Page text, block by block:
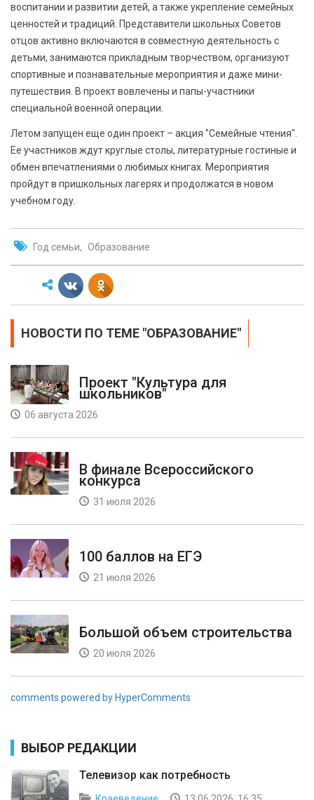
воспитании и развитии детей, а также укрепление семейных
ценностей и традиций. Представители школьных Советов
отцов активно включаются в совместную деятельность с
детьми, занимаются прикладным творчеством, организуют
спортивные и познавательные мероприятия и даже мини-
путешествия. В проект вовлечены и папы-участники
специальной военной операции.
Летом запущен еще один проект – акция "Семейные чтения".
Ее участников ждут круглые столы, литературные гостиные и
обмен впечатлениями о любимых книгах. Мероприятия
пройдут в пришкольных лагерях и продолжатся в новом
учебном году.
Год семьи Образование
НОВОСТИ ПО ТЕМЕ "ОБРАЗОВАНИЕ"
Проект "Культура для
школьников"
06 августа 2026
В финале Всероссийского
конкурса
31 июля 2026
100 баллов на ЕГЭ
21 июля 2026
Большой объем строительства
20 июля 2026
comments powered by HyperComments
ВЫБОР РЕДАКЦИИ
Телевизор как потребность